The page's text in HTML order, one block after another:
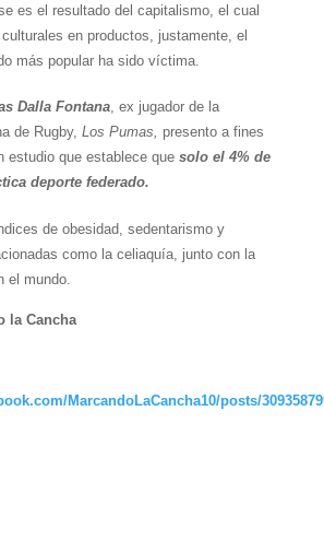
es el resultado del capitalismo, el cual
en productos, justamente, el
más popular ha sido víctima.
Dalla Fontana, ex jugador de la
de Rugby, Los Pumas, presento a fines
estudio que establece que solo el 4% de
deporte federado.
de obesidad, sedentarismo y
como la celiaquía, junto con la
el mundo.
la Cancha
MarcandoLaCancha10/posts/